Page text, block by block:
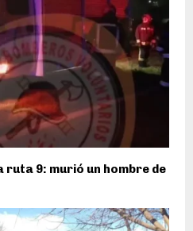
ruta 9: murió un hombre de